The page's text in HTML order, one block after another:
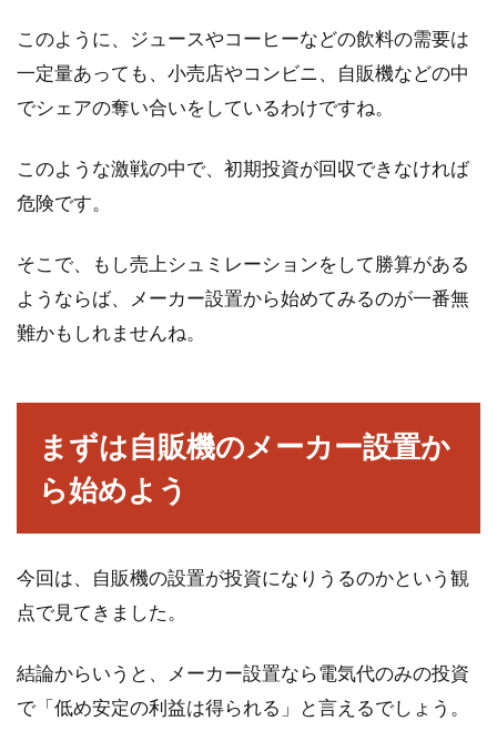
このように、ジュースやコーヒーなどの飲料の需要は
一定量あっても、小売店やコンビニ、自販機などの中
でシェアの奪い合いをしているわけですね。
このような激戦の中で、初期投資が回収できなければ
危険です。
そこで、もし売上シュミレーションをして勝算がある
ようならば、メーカー設置から始めてみるのが一番無
難かもしれませんね。
まずは自販機のメーカー設置か
ら始めよう
今回は、自販機の設置が投資になりうるのかという観
点で見てきました。
結論からいうと、メーカー設置なら電気代のみの投資
で「低め安定の利益は得られる」と言えるでしょう。